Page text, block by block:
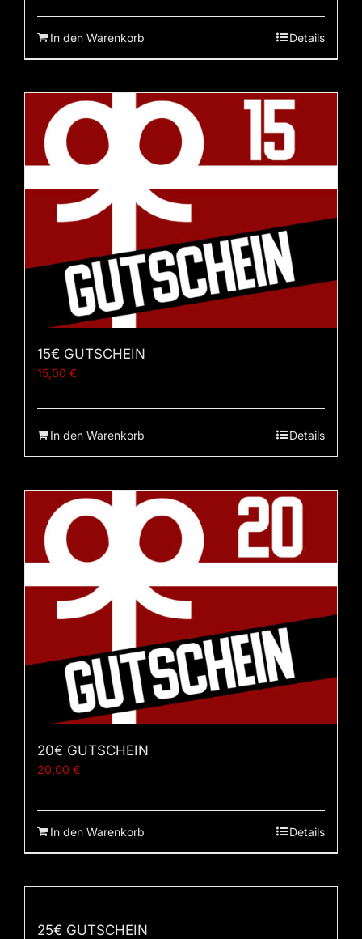
In den Warenkorb Details
15€ GUTSCHEIN
15,00 €
In den Warenkorb Details
20€ GUTSCHEIN
20,00 €
In den Warenkorb Details
25€ GUTSCHEIN